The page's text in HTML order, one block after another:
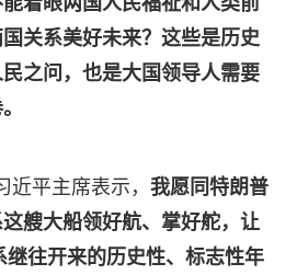
关系美好未来？这些是历史
之问，也是大国领导人需要
近平主席表示， 我愿同特朗普
艘大船领好航、掌好舵，让
往开来的历史性、标志性年